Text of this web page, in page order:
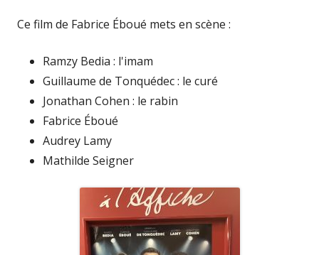
Ce film de Fabrice Éboué mets en scène :
Ramzy Bedia : l'imam
Guillaume de Tonquédec : le curé
Jonathan Cohen : le rabin
Fabrice Éboué
Audrey Lamy
Mathilde Seigner